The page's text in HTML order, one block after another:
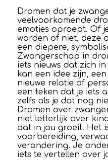
Dromen dat je
veelvoorkomende
emoties oproept. Of
worden of niet, deze
een diepere,
Zwangerschap in
iets nieuws dat zich
kan een idee zijn,
nieuwe relatie of
een teken dat je iets
zelfs als je dat nog
Dromen over
niet letterlijk over
dat in jou groeit. Het
voorbereiding,
verandering. Je
iets te vertellen over